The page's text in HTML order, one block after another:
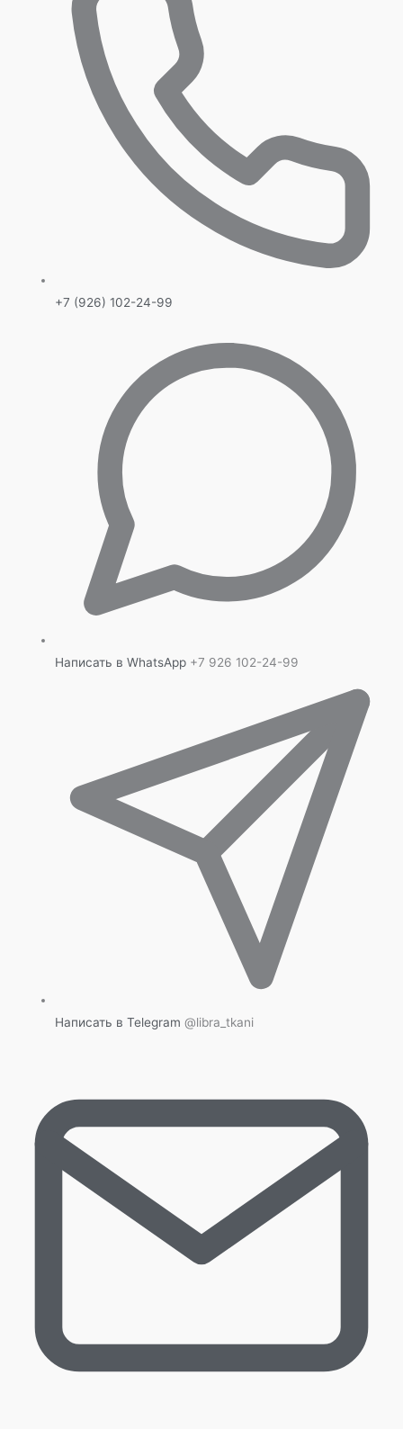
+7 (926) 102-24-99
Написать в WhatsApp +7 926 102-24-99
Написать в Telegram @libra_tkani